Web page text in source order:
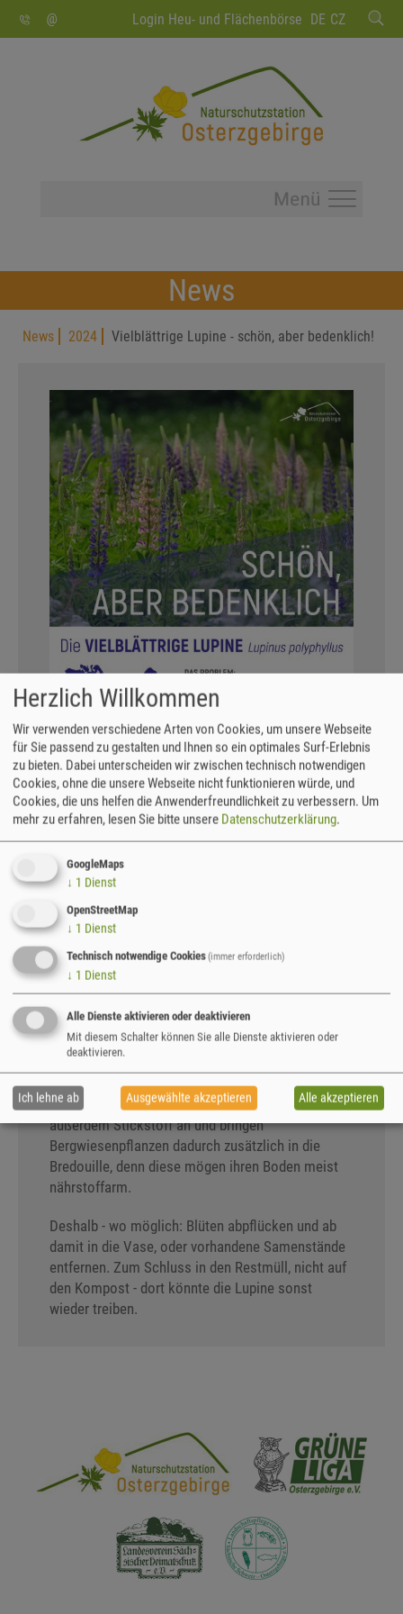
Login Heu- und Flächenbörse DE CZ
News
News 2024 Vielblättrige Lupine - schön, aber bedenklich!
VIELBLÄTTRIGE LUPINE -
SCHÖN, ABER
BEDENKLICH...
Die Vielblättrige Lupine (
eingewanderte Art explosionsartig aus und
überwuchert andere Wiesenarten. Also auch
Bergwiesenarten, die ohnehin selten sind und viel
Licht zum Wachsen brauchen. Lupinen reichern
außerdem Stickstoff an und bringen
Bergwiesenpflanzen dadurch zusätzlich in die
Bredouille, denn diese mögen ihren Boden meist
nährstoffarm.
Deshalb - wo möglich: Blüten abpflücken und ab
damit in die Vase, oder vorhandene Samenstände
entfernen. Zum Schluss in den Restmüll, nicht auf
den Kompost - dort könnte die Lupine sonst
wieder treiben.
Herzlich Willkommen
Wir verwenden verschiedene Arten von Cookies, um unsere Webseite
für Sie passend zu gestalten und Ihnen so ein optimales Surf-Erlebnis
zu bieten. Dabei unterscheiden wir zwischen technisch notwendigen
Cookies, ohne die unsere Webseite nicht funktionieren würde, und
Cookies, die uns helfen die Anwenderfreundlichkeit zu verbessern. Um
mehr zu erfahren, lesen Sie bitte unsere Datenschutzerklärung.
GoogleMaps
↓ 1 Dienst
OpenStreetMap
↓ 1 Dienst
Technisch notwendige Cookies(immer erforderlich)
↓ 1 Dienst
Alle Dienste aktivieren oder deaktivieren
Mit diesem Schalter können Sie alle Dienste aktivieren oder
deaktivieren.
Ich lehne ab Ausgewählte akzeptieren Alle akzeptieren